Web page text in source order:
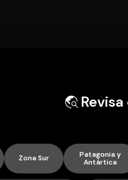
Zona Sur
Patagonia y
Antártica